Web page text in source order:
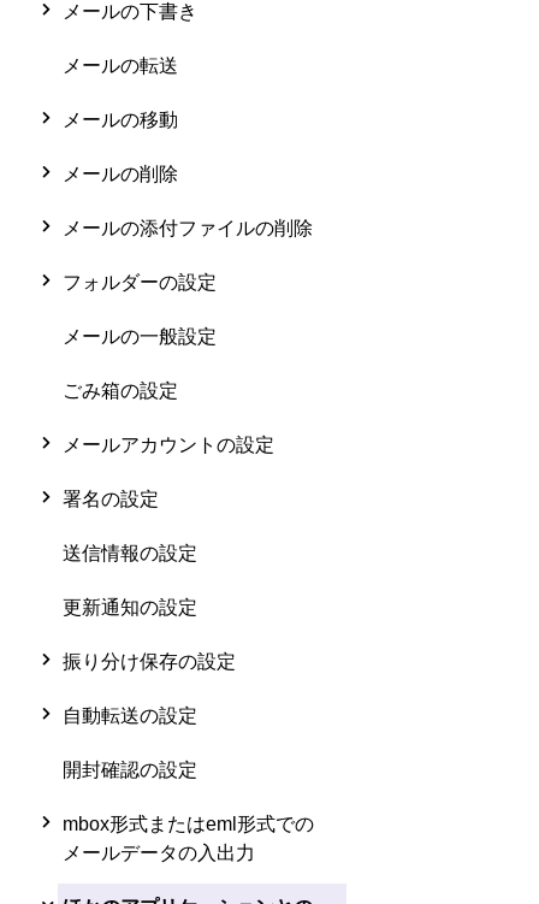
メールの下書き
メールの転送
メールの移動
メールの削除
メールの添付ファイルの削除
フォルダーの設定
メールの一般設定
ごみ箱の設定
メールアカウントの設定
署名の設定
送信情報の設定
更新通知の設定
振り分け保存の設定
自動転送の設定
開封確認の設定
mbox形式またはeml形式での
メールデータの入出力